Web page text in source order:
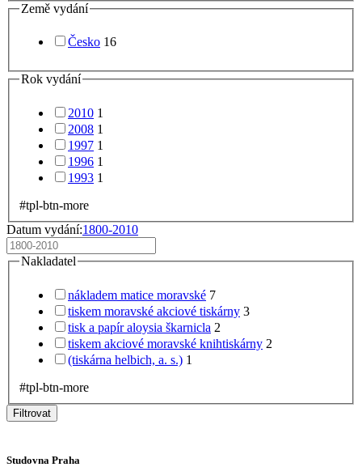
Země vydání
Česko 16
Rok vydání
2010 1
2008 1
1997 1
1996 1
1993 1
#tpl-btn-more
Datum vydání:1800-2010
Nakladatel
nákladem matice moravské 7
tiskem moravské akciové tiskárny 3
tisk a papír aloysia škarnicla 2
tiskem akciové moravské knihtiskárny 2
(tiskárna helbich, a. s.) 1
#tpl-btn-more
Filtrovat
Studovna Praha